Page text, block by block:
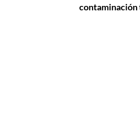
contaminación